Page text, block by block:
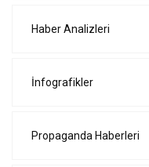
Haber Analizleri
İnfografikler
Propaganda Haberleri